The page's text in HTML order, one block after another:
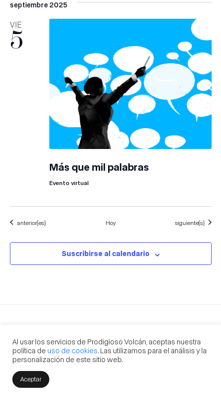
septiembre 2025
VIE
5
Más que mil palabras
Evento virtual
Eventos
anterior(es) Hoy Eventos
siguiente(s)
Suscribirse al calendario
Prodigioso Volcán Madrid | Barcelona | Sevilla | Buenos Aires | México
Al usar los servicios de Prodigioso Volcán, aceptas nuestra
política de uso de cookies. Las utilizamos para el análisis y la
personalización de este sitio web.
Aceptar